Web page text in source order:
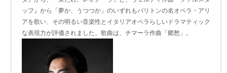
ッフ』から「夢か、うつつか」のいずれもバリトンの名オペラ・アリ
アを歌い、その明るい音楽性とイタリアオペラらしいドラマティック
な表現力が評価されました。歌曲は、チマーラ作曲「郷愁」。